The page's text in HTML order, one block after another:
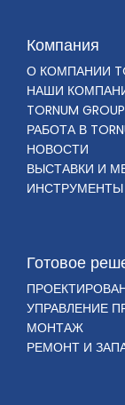
Компания
О КОМПАНИИ
НАШИ
TORNUM GROUP
РАБОТА В
НОВОСТИ
ВЫСТАВКИ И
Готовое
УПРАВЛЕНИЕ
МОНТАЖ
РЕМОНТ И